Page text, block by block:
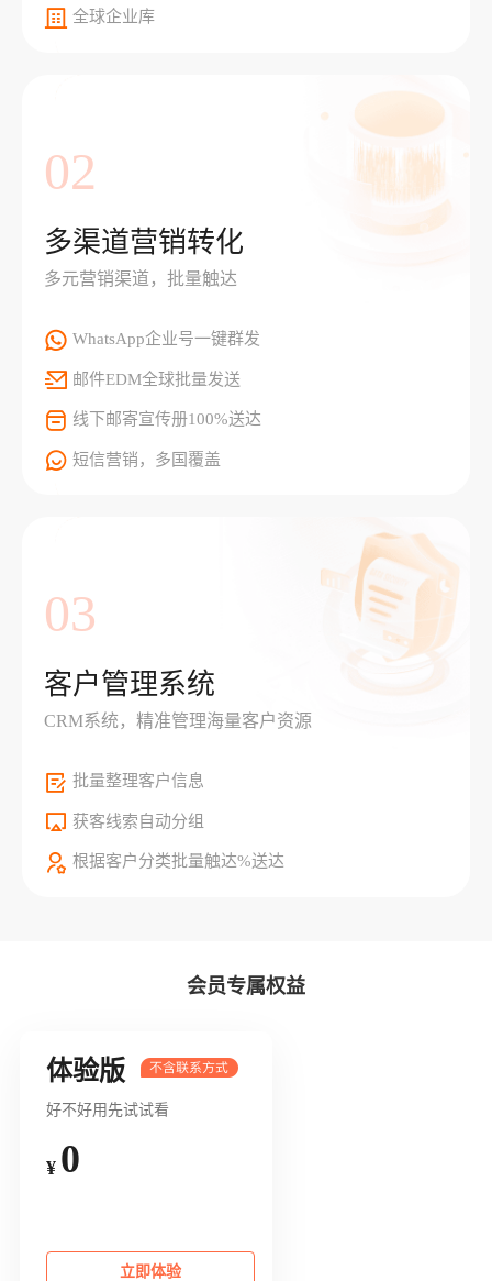
全球企业库
02
多渠道营销转化
多元营销渠道，批量触达
WhatsApp企业号一键群发
邮件EDM全球批量发送
线下邮寄宣传册100%送达
短信营销，多国覆盖
03
客户管理系统
CRM系统，精准管理海量客户资源
批量整理客户信息
获客线索自动分组
根据客户分类批量触达%送达
会员专属权益
体验版
好不好用先试试看
¥ 0
立即体验